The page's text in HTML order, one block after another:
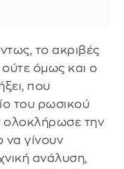
το ακριβές
όμως και ο
που
του ρωσικού
ολοκλήρωσε την
γίνουν
ανάλυση,